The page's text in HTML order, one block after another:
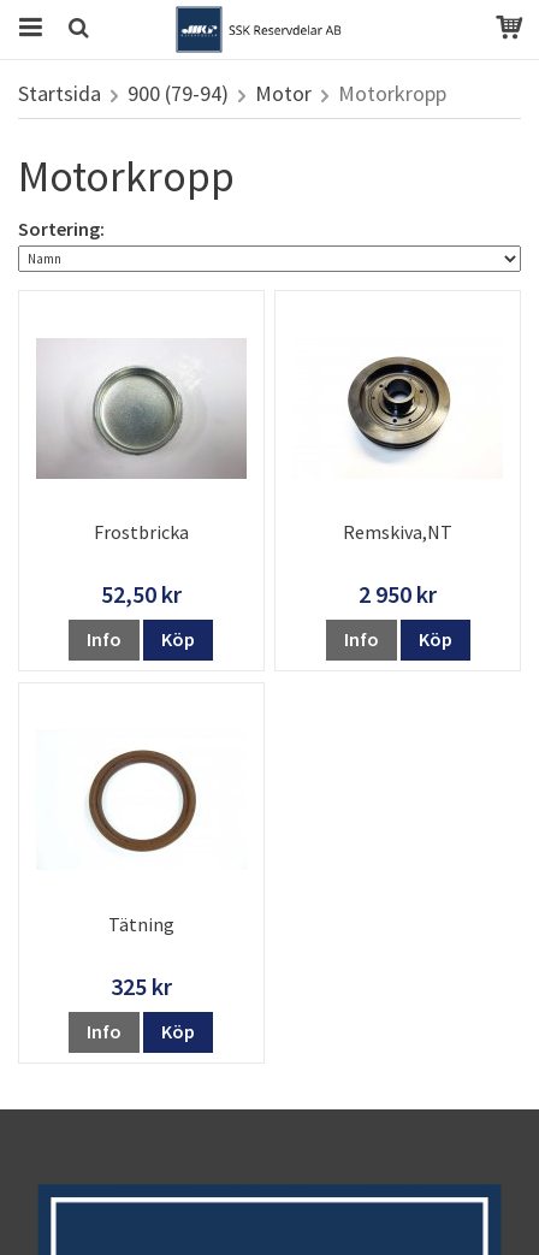
Startsida 900 (79-94) Motor Motorkropp
Motorkropp
Sortering:
Frostbricka
52,50 kr
Info Köp
Remskiva,NT
2 950 kr
Info Köp
Tätning
325 kr
Info Köp